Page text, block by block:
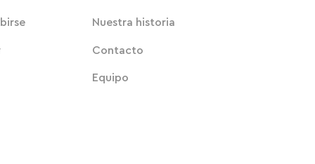
Nuestra historia
Contacto
Equipo